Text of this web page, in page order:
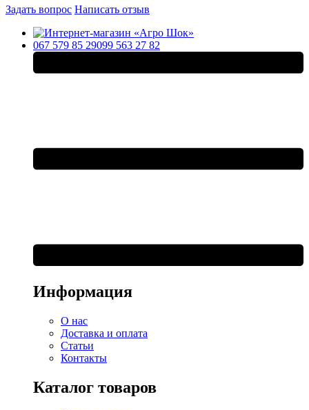
Задать вопрос Написать отзыв
067 579 85 29099 563 27 82
Информация
О нас
Доставка и оплата
Статьи
Контакты
Каталог товаров